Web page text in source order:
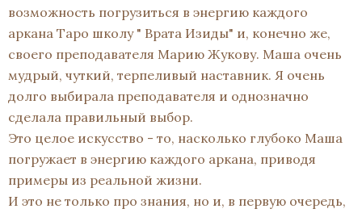
возможность погрузиться в энергию каждого
аркана Таро школу " Врата Изиды" и, конечно же,
своего преподавателя Марию Жукову. Маша очень
мудрый, чуткий, терпеливый наставник. Я очень
долго выбирала преподавателя и однозначно
сделала правильный выбор.
Это целое искусство - то, насколько глубоко Маша
погружает в энергию каждого аркана, приводя
примеры из реальной жизни.
И это не только про знания, но и, в первую очередь,